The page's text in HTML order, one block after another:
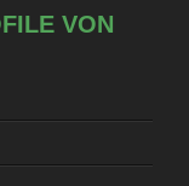
VON